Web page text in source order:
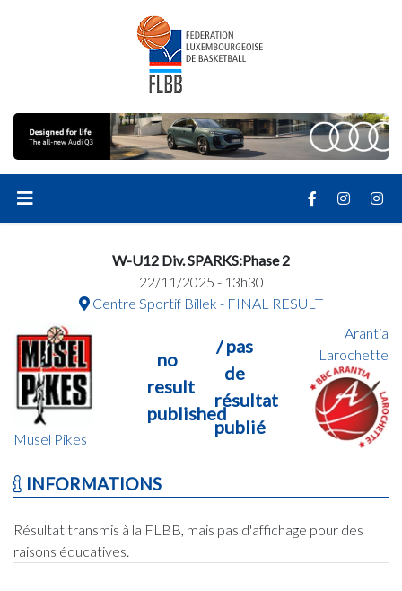
W-U12 Div. SPARKS:Phase 2
22/11/2025 - 13h30
Centre Sportif Billek - FINAL RESULT
Musel Pikes
no
result
published
/ pas
de
résultat
publié
Arantia
Larochette
INFORMATIONS
Résultat transmis à la FLBB, mais pas d'affichage pour des
raisons éducatives.